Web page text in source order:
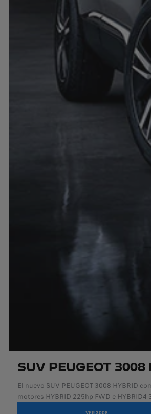
SUV PEUGEOT 3008
El nuevo SUV PEUGEOT 3008 HYBRID
motores HYBRID 225hp FWD e